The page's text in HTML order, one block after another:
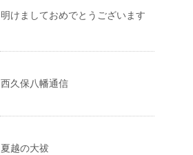
明けましておめでとうございます
西久保八幡通信
夏越の大祓